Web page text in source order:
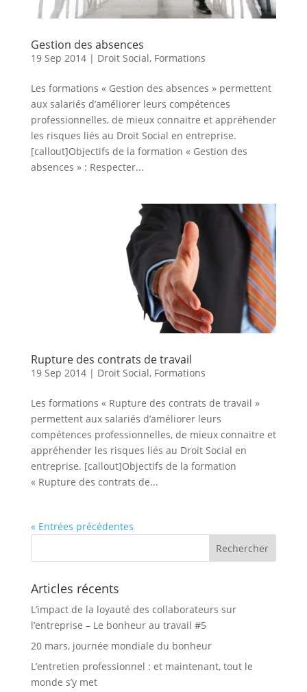
Gestion des absences
19 Sep 2014| Droit Social, Formations
Les formations « Gestion des absences » permettent
aux salariés d’améliorer leurs compétences
professionnelles, de mieux connaitre et appréhender
les risques liés au Droit Social en entreprise.
[callout]Objectifs de la formation « Gestion des
absences » : Respecter...
Rupture des contrats de travail
19 Sep 2014| Droit Social, Formations
Les formations « Rupture des contrats de travail »
permettent aux salariés d’améliorer leurs
compétences professionnelles, de mieux connaitre et
appréhender les risques liés au Droit Social en
entreprise. [callout]Objectifs de la formation
« Rupture des contrats de...
« Entrées précédentes
Articles récents
L’impact de la loyauté des collaborateurs sur
l’entreprise – Le bonheur au travail #5
20 mars, journée mondiale du bonheur
L’entretien professionnel : et maintenant, tout le
monde s’y met